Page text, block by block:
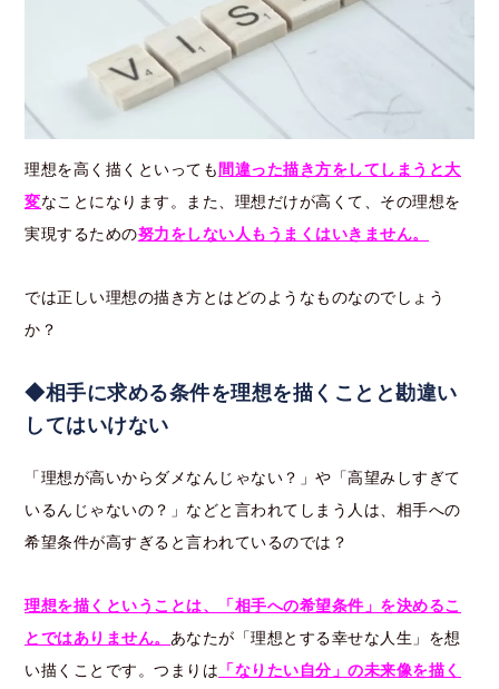
理想を高く描くといっても 間違った描き方をしてしまうと大
変なことになります。また、理想だけが高くて、その理想を
実現するための努力をしない人もうまくはいきません。
では正しい理想の描き方とはどのようなものなのでしょう
か？
◆相手に求める条件を理想を描くことと勘違い
してはいけない
「理想が高いからダメなんじゃない？」や「高望みしすぎて
いるんじゃないの？」などと言われてしまう人は、相手への
希望条件が高すぎると言われているのでは？
理想を描くということは、「相手への希望条件」を決めるこ
とではありません。 あなたが「理想とする幸せな人生」を想
い描くことです。つまりは 「なりたい自分」の未来像を描く